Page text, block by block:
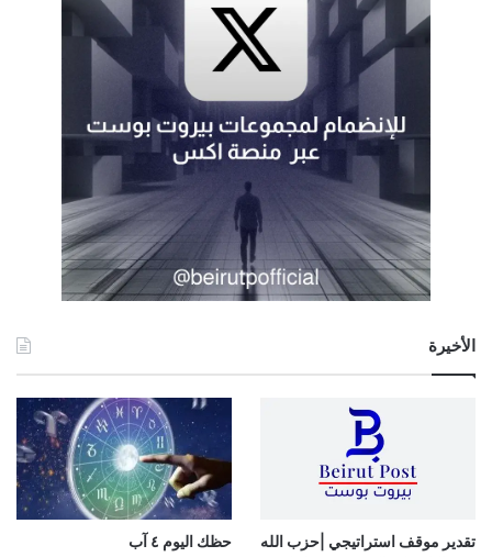
الأخيرة
تقدير موقف استراتيجي |حزب الله
حظك اليوم ٤ آب